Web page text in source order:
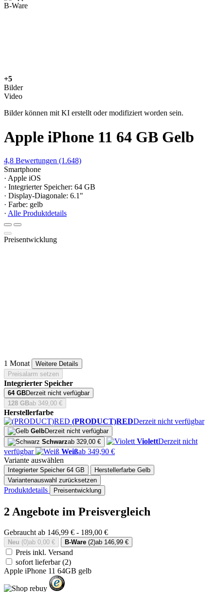
B-Ware
+5
Bilder
Video
Bilder können mit KI erstellt oder modifiziert worden sein.
Apple iPhone 11 64 GB Gelb
4,8 Bewertungen (1.648)
Smartphone
· Apple iOS
· Integrierter Speicher: 64 GB
· Display-Diagonale: 6.1"
· Farbe: gelb
· Alle Produktdetails
Preisentwicklung
1 Monat
Weitere Details
Preisalarm setzen
Integrierter Speicher
64 GBDerzeit nicht verfügbar
128 GBab 349,00 €
Herstellerfarbe
(PRODUCT)REDDerzeit nicht verfügbar
GelbDerzeit nicht verfügbar
Schwarzab 329,00 € ViolettDerzeit nicht
verfügbar
Weißab 349,90 €
Variante auswählen
Integrierter Speicher 64 GB Herstellerfarbe Gelb
Variantenauswahl zurücksetzen
Produktdetails Preisentwicklung
2 Angebote im Preisvergleich
Gebraucht ab 146,99 € - 189,00 €
Neu (0)ab 0,00 € B-Ware (2)ab 146,99 €
Preis inkl. Versand
sofort lieferbar(2)
Apple iPhone 11 64GB gelb